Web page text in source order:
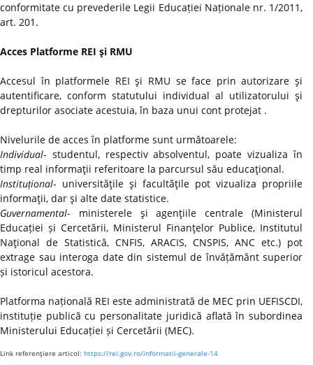
conformitate cu prevederile Legii Educației Naționale nr. 1/2011,
art. 201.
Acces Platforme REI şi RMU
Accesul în platformele REI şi RMU se face prin autorizare şi
autentificare, conform statutului individual al utilizatorului şi
drepturilor asociate acestuia, în baza unui cont protejat .
Nivelurile de acces în platforme sunt următoarele:
Individual- studentul, respectiv absolventul, poate vizualiza în
timp real informaţii referitoare la parcursul său educaţional.
Instituțional- universităţile şi facultăţile pot vizualiza propriile
informaţii, dar şi alte date statistice.
Guvernamental- ministerele şi agenţiile centrale (Ministerul
Educației și Cercetării, Ministerul Finanţelor Publice, Institutul
Naţional de Statistică, CNFIS, ARACIS, CNSPIS, ANC etc.) pot
extrage sau interoga date din sistemul de învățământ superior
și istoricul acestora.
Platforma națională REI este administrată de MEC prin UEFISCDI,
instituție publică cu personalitate juridică aflată în subordinea
Ministerului Educației și Cercetării (MEC).
Link referenţiere articol: https://rei.gov.ro/informatii-generale-14